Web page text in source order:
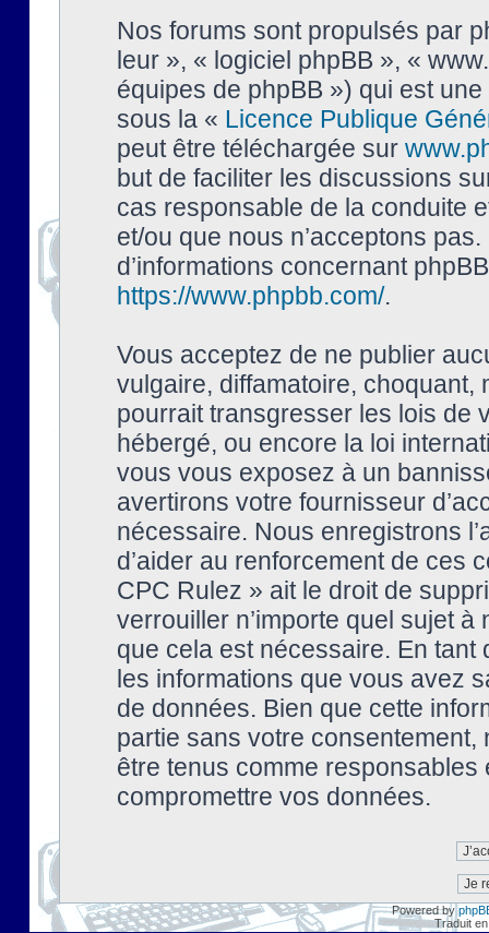
Nos forums sont propulsés par
leur », « logiciel phpBB », «
équipes de phpBB ») qui est
sous la « Licence Publique
peut être téléchargée sur
but de faciliter les discussions
cas responsable de la conduite
et/ou que nous n’acceptons
d’informations concernant
https://www.phpbb.com/.
Vous acceptez de ne publier
vulgaire, diffamatoire, choquant,
pourrait transgresser les lois de
hébergé, ou encore la loi
vous vous exposez à un
avertirons votre fournisseur
nécessaire. Nous enregistrons
d’aider au renforcement de ces
CPC Rulez » ait le droit de
verrouiller n’importe quel sujet à
que cela est nécessaire. En tant
les informations que vous avez
de données. Bien que cette
partie sans votre
être tenus comme
compromettre vos données.
Powered by
Traduit